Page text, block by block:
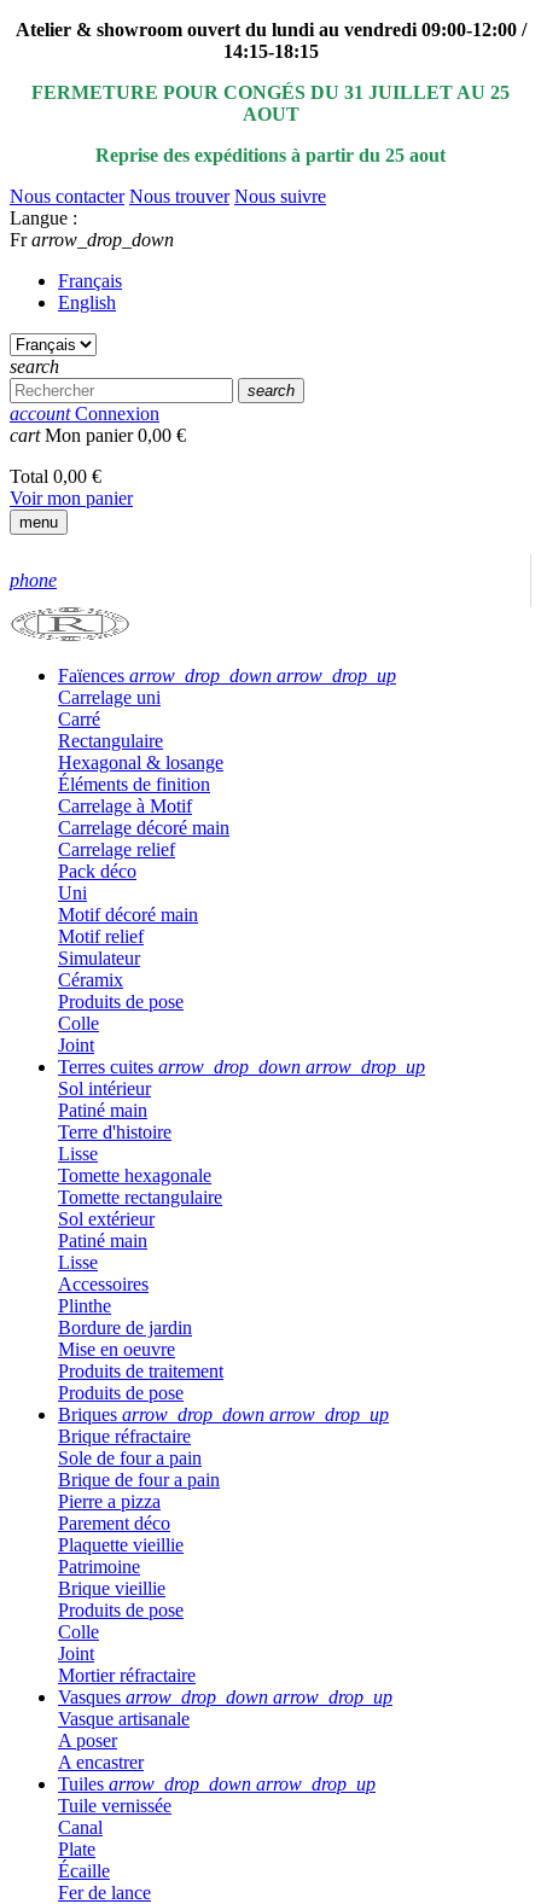
Atelier & showroom ouvert du lundi au vendredi 09:00-12:00 /
14:15-18:15
FERMETURE POUR CONGÉS DU 31 JUILLET AU 25
AOUT
Reprise des expéditions à partir du 25 aout
Nous contacter Nous trouver Nous suivre
Langue :
Fr arrow_drop_down
Français
English
search
search
account Connexion
cart Mon panier0,00 €
Total 0,00 €
Voir mon panier
menu
phone
Faïences arrow_drop_down arrow_drop_up
Carrelage uni
Carré
Rectangulaire
Hexagonal & losange
Éléments de finition
Carrelage à Motif
Carrelage décoré main
Carrelage relief
Pack déco
Uni
Motif décoré main
Motif relief
Simulateur
Céramix
Produits de pose
Colle
Joint
Terres cuites arrow_drop_down arrow_drop_up
Sol intérieur
Patiné main
Terre d'histoire
Lisse
Tomette hexagonale
Tomette rectangulaire
Sol extérieur
Patiné main
Lisse
Accessoires
Plinthe
Bordure de jardin
Mise en oeuvre
Produits de traitement
Produits de pose
Briques arrow_drop_down arrow_drop_up
Brique réfractaire
Sole de four a pain
Brique de four a pain
Pierre a pizza
Parement déco
Plaquette vieillie
Patrimoine
Brique vieillie
Produits de pose
Colle
Joint
Mortier réfractaire
Vasques arrow_drop_down arrow_drop_up
Vasque artisanale
A poser
A encastrer
Tuiles arrow_drop_down arrow_drop_up
Tuile vernissée
Canal
Plate
Écaille
Fer de lance